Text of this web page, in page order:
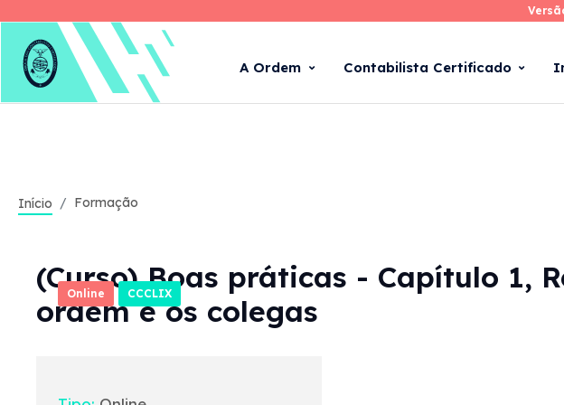
A Ordem Contabilista Certificado
Início Formação
Online CCCLIX
(Curso) Boas práticas - Capítulo 1,
ordem e os colegas